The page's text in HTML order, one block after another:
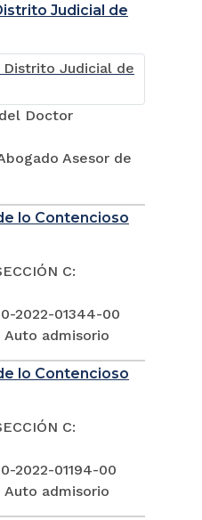
Judicial de
Doctor
Asesor de
lo Contencioso
C:
2022-01344-00
admisorio
lo Contencioso
C:
2022-01194-00
admisorio